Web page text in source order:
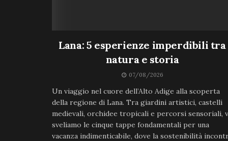
Lana: 5 esperienze imperdibili tra
natura e storia
07/08/2026
Un viaggio nel cuore dell’Alto Adige alla scoperta
della regione di Lana. Tra giardini artistici, castelli
medievali, orchidee tropicali e percorsi sensoriali,
sveliamo le cinque tappe fondamentali per una
vacanza indimenticabile, dove la sostenibilità